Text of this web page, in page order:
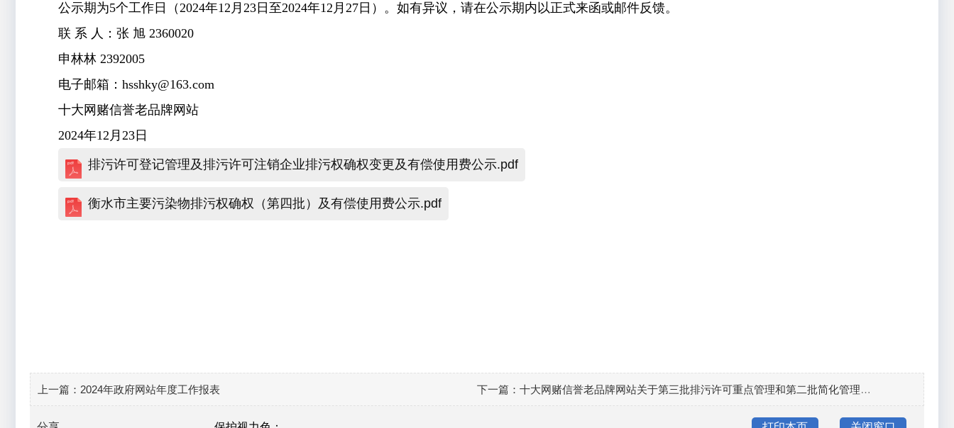
公示期为5个工作日（2024年12 月 23 日至2024年12 月 27 日）。如有异议，请在公示期内以正式来函或邮件反馈。
联 系 人：张 旭 2360020
申林林 2392005
电子邮箱： hsshky@163.com
十大网赌信誉老品牌网站
2024年12月23日
排污许可登记管理及排污许可注销企业排污权确权变更及有偿使用费公示.pdf
衡水市主要污染物排污权确权（第四批）及有偿使用费公示.pdf
上一篇： 2024年政府网站年度工作报表 下一篇： 十大网赌信誉老品牌网站关于第三批排污许可重点管理和第二批简化管理排